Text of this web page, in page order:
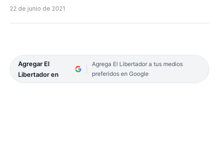
22 de junio de 2021
Agregar El
Libertador en
Agrega El Libertador a tus medios
preferidos en Google